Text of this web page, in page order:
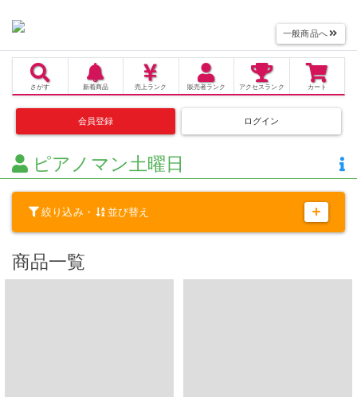
一般商品へ
さがす 新着商品 売上 ランク 販売者ランク アクセス ランク カート
会員登録 ログイン
ピアノマン土曜日
絞り込み・ 並び替え
商品一覧